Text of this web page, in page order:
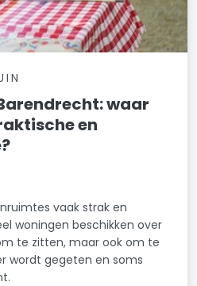
waar
en
vaak strak en
woningen beschikken over
te zitten, maar ook om te
wordt gegeten en soms